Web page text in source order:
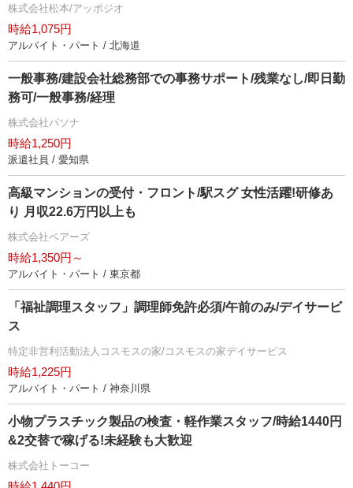
株式会社松本/アッポジオ
時給1,075円
アルバイト・パート / 北海道
一般事務/建設会社総務部での事務サポート/残業なし/即日勤
務可/一般事務/経理
株式会社パソナ
時給1,250円
派遣社員 / 愛知県
高級マンションの受付・フロント/駅スグ 女性活躍!研修あ
り 月収22.6万円以上も
株式会社ベアーズ
時給1,350円～
アルバイト・パート / 東京都
「福祉調理スタッフ」調理師免許必須/午前のみ/デイサービ
ス
特定非営利活動法人コスモスの家/コスモスの家デイサービス
時給1,225円
アルバイト・パート / 神奈川県
小物プラスチック製品の検査・軽作業スタッフ/時給1440円
&2交替で稼げる!未経験も大歓迎
株式会社トーコー